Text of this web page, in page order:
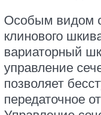
Особым видом
клинового
вариаторный
управление
позволяет
передаточное